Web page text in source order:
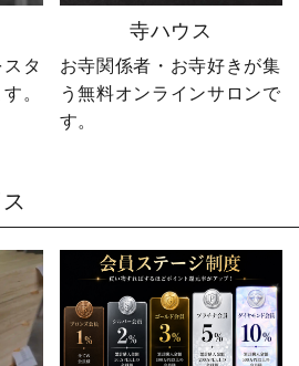
軽にどうぞ📩 #やじ社長 #
卒塔婆 #卒塔婆屋さん #日
の出町 婿社長
タ
。
寺ハウス
お寺関係者・お寺好きが集
う無料オンラインサロンで
す。